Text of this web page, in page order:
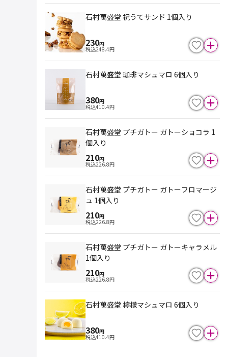
石村萬盛堂 祝うてサンド 1個入り
230円
税込248.4円
石村萬盛堂 珈琲マシュマロ 6個入り
380円
税込410.4円
石村萬盛堂 プチガトー ガトーショコラ 1
個入り
210円
税込226.8円
石村萬盛堂 プチガトー ガトーフロマージ
ュ 1個入り
210円
税込226.8円
石村萬盛堂 プチガトー ガトーキャラメル
1個入り
210円
税込226.8円
石村萬盛堂 檸檬マシュマロ 6個入り
380円
税込410.4円